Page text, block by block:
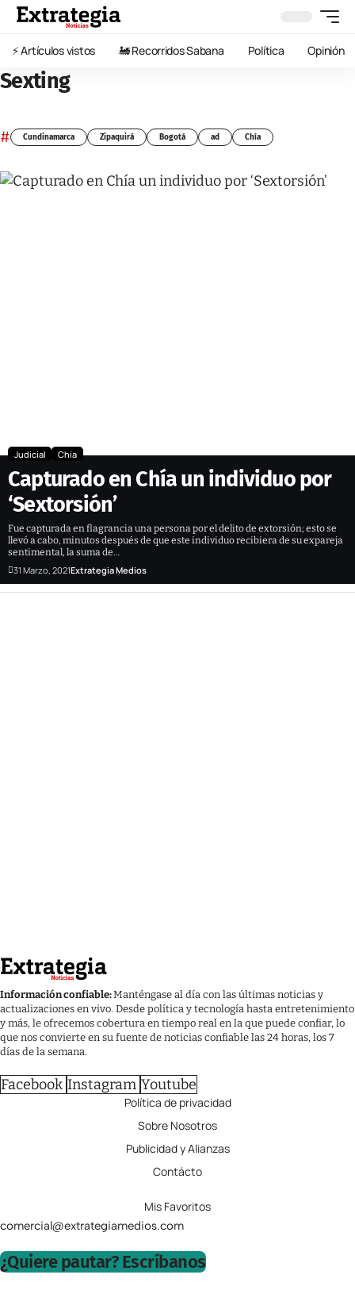
⚡️ Artículos vistos 🚂 Recorridos Sabana Política Opinión
Sexting
# Cundinamarca Zipaquirá Bogotá ad Chía
Judicial Chía
Capturado en Chía un individuo por
‘Sextorsión’
Fue capturada en flagrancia una persona por el delito de extorsión; esto se
llevó a cabo, minutos después de que este individuo recibiera de su expareja
sentimental, la suma de…
31 Marzo, 2021Extrategia Medios
Información confiable:Manténgase al día con las últimas noticias y
actualizaciones en vivo. Desde política y tecnología hasta entretenimiento
y más, le ofrecemos cobertura en tiempo real en la que puede confiar, lo
que nos convierte en su fuente de noticias confiable las 24 horas, los 7
días de la semana.
Facebook Instagram Youtube
Política de privacidad
Sobre Nosotros
Publicidad y Alianzas
Contácto
Mis Favoritos
comercial@extrategiamedios.com
¿Quiere pautar? Escríbanos